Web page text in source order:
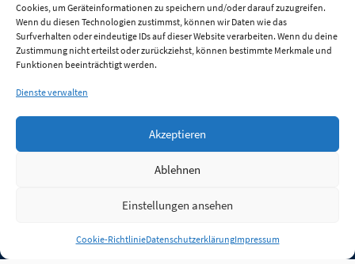
Cookies, um Geräteinformationen zu speichern und/oder darauf zuzugreifen.
Wenn du diesen Technologien zustimmst, können wir Daten wie das
Surfverhalten oder eindeutige IDs auf dieser Website verarbeiten. Wenn du deine
Zustimmung nicht erteilst oder zurückziehst, können bestimmte Merkmale und
Funktionen beeinträchtigt werden.
Dienste verwalten
Akzeptieren
Ablehnen
Einstellungen ansehen
Cookie-RichtlinieDatenschutzerklärungImpressum
Anmelden
Jobs Partner FAQ Quellen